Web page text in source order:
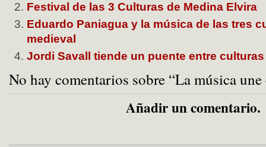
Festival de las 3 Culturas de Medina Elvira
Eduardo Paniagua y la música de las tres
medieval
Jordi Savall tiende un puente entre
No hay comentarios sobre “La música
Añadir un comentario.